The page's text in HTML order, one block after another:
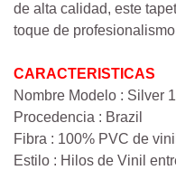
de alta calidad, este
toque de
CARACTERISTICAS
Nombre Modelo : Silver
Procedencia : Brazil
Fibra : 100% PVC de
Estilo : Hilos de Vinil